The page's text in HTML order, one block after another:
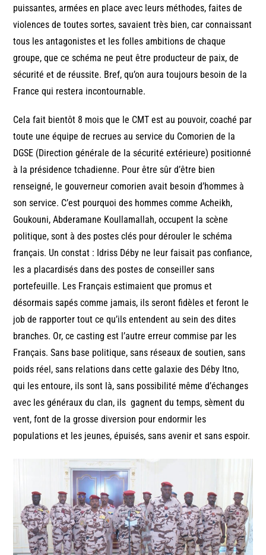
puissantes, armées en place avec leurs méthodes, faites de
violences de toutes sortes, savaient très bien, car connaissant
tous les antagonistes et les folles ambitions de chaque
groupe, que ce schéma ne peut être producteur de paix, de
sécurité et de réussite. Bref, qu’on aura toujours besoin de la
France qui restera incontournable.
Cela fait bientôt 8 mois que le CMT est au pouvoir, coaché par
toute une équipe de recrues au service du Comorien de la
DGSE (Direction générale de la sécurité extérieure) positionné
à la présidence tchadienne. Pour être sûr d’être bien
renseigné, le gouverneur comorien avait besoin d’hommes à
son service. C’est pourquoi des hommes comme Acheikh,
Goukouni, Abderamane Koullamallah, occupent la scène
politique, sont à des postes clés pour dérouler le schéma
français. Un constat : Idriss Déby ne leur faisait pas confiance,
les a placardisés dans des postes de conseiller sans
portefeuille. Les Français estimaient que promus et
désormais sapés comme jamais, ils seront fidèles et feront le
job de rapporter tout ce qu’ils entendent au sein des dites
branches. Or, ce casting est l’autre erreur commise par les
Français. Sans base politique, sans réseaux de soutien, sans
poids réel, sans relations dans cette galaxie des Déby Itno,
qui les entoure, ils sont là, sans possibilité même d’échanges
avec les généraux du clan, ils gagnent du temps, sèment du
vent, font de la grosse diversion pour endormir les
populations et les jeunes, épuisés, sans avenir et sans espoir.